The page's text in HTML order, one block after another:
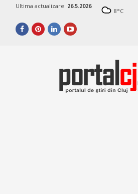
Ultima actualizare: 26.5.2026
8°C